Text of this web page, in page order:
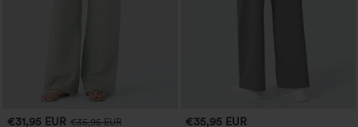
€31,95 EUR €35,95 EUR
€35,95 EUR